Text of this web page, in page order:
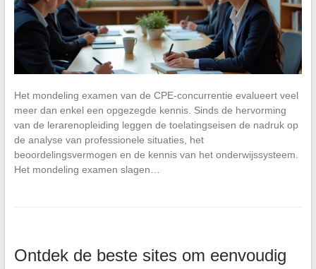
Het mondeling examen van de CPE-concurrentie evalueert veel
meer dan enkel een opgezegde kennis. Sinds de hervorming
van de lerarenopleiding leggen de toelatingseisen de nadruk op
de analyse van professionele situaties, het
beoordelingsvermogen en de kennis van het onderwijssysteem.
Het mondeling examen slagen…
Ontdek de beste sites om eenvoudig